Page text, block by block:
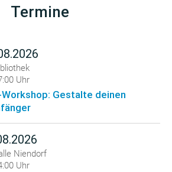
Termine
Uhr
Gestalte deinen
Niendorf
Uhr